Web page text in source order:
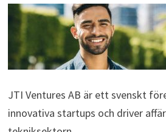
JTI Ventures AB är ett svenskt
innovativa startups och driver